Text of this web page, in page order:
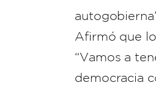
Afirmó que
“Vamos a
democracia